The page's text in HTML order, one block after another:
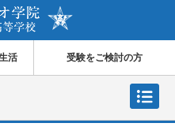
活 受験をご検討の方